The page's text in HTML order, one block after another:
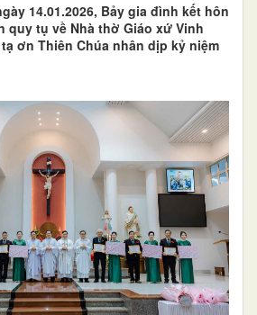
14.01.2026, Bảy gia đình kết hôn
quy tụ về Nhà thờ Giáo xứ Vinh
ơn Thiên Chúa nhân dịp kỷ niệm